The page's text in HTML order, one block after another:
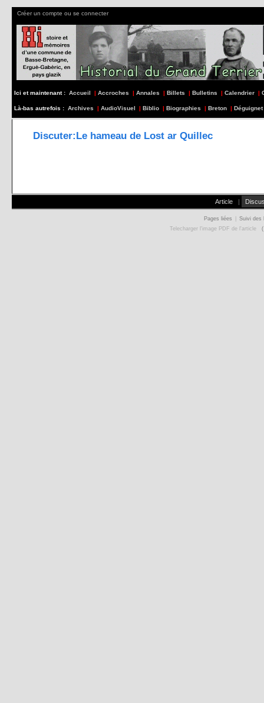
Créer un compte ou se connecter
Ici et maintenant : Accueil | Accroches | Annales | Billets | Bulletins | Calendrier |
Là-bas autrefois : Archives | AudioVisuel | Biblio | Biographies | Breton | Déguignet
Discuter:Le hameau de Lost ar Quillec
Article
Pages liées
Suivi des
Telecharger l'image PDF de l'article
(